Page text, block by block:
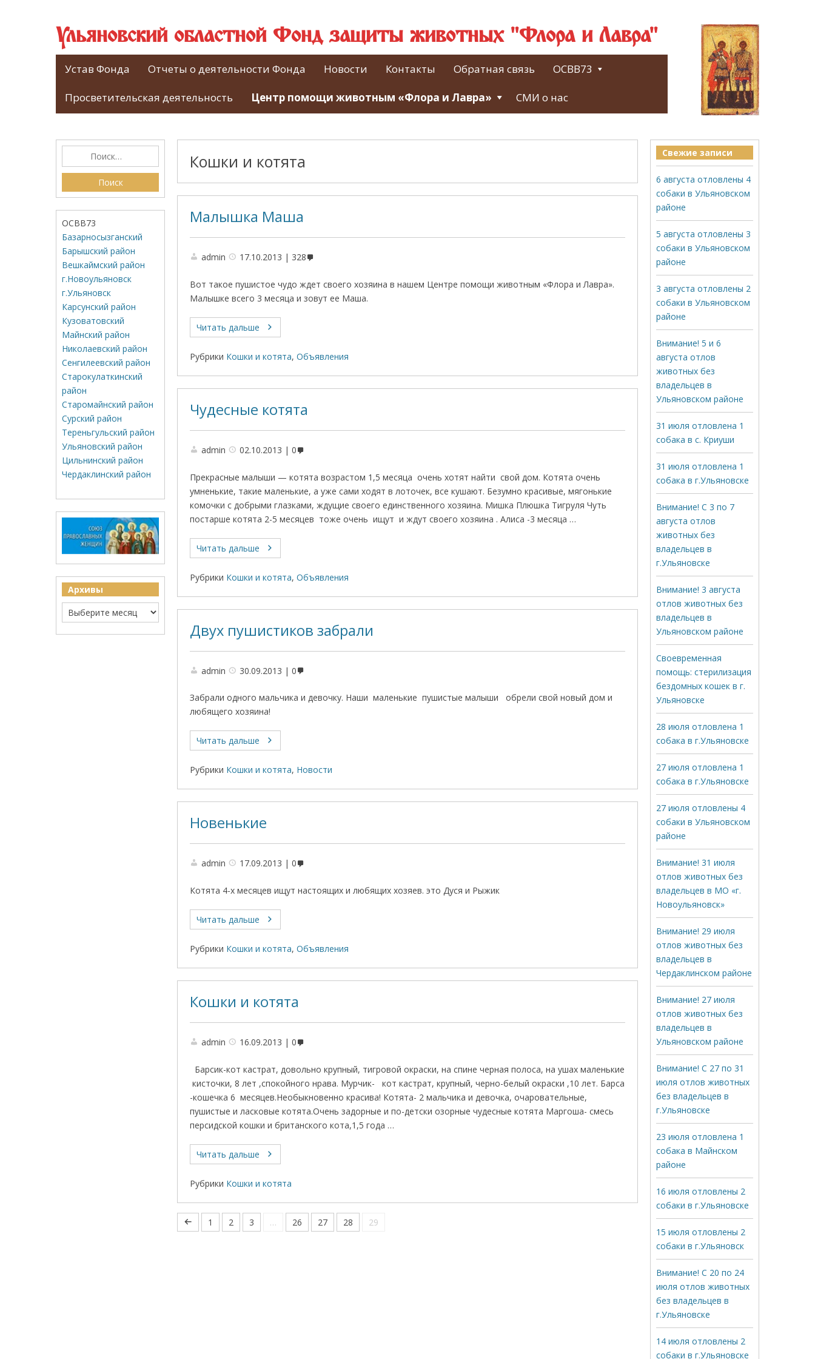
Ульяновский областной Фонд защиты животных "Флора и Лавра"
Устав Фонда Отчеты о деятельности Фонда Новости Контакты Обратная связь ОСВВ73
Просветительская деятельность Центр помощи животным «Флора и Лавра» СМИ о нас
Кошки и котята
Малышка Маша
admin 17.10.2013 328
Вот такое пушистое чудо ждет своего хозяина в нашем Центре помощи животным «Флора и Лавра».
Малышке всего 3 месяца и зовут ее Маша.
Читать дальше
Рубрики Кошки и котята, Объявления
Чудесные котята
admin 02.10.2013 0
Прекрасные малыши — котята возрастом 1,5 месяца очень хотят найти свой дом. Котята очень
умненькие, такие маленькие, а уже сами ходят в лоточек, все кушают. Безумно красивые, мягонькие
комочки с добрыми глазками, ждущие своего единственного хозяина. Мишка Плюшка Тигруля Чуть
постарше котята 2-5 месяцев тоже очень ищут и ждут своего хозяина . Алиса -3 месяца …
Читать дальше
Рубрики Кошки и котята, Объявления
Двух пушистиков забрали
admin 30.09.2013 0
Забрали одного мальчика и девочку. Наши маленькие пушистые малыши обрели свой новый дом и
любящего хозяина!
Читать дальше
Рубрики Кошки и котята, Новости
Новенькие
admin 17.09.2013 0
Котята 4-х месяцев ищут настоящих и любящих хозяев. это Дуся и Рыжик
Читать дальше
Рубрики Кошки и котята, Объявления
Кошки и котята
admin 16.09.2013 0
Барсик-кот кастрат, довольно крупный, тигровой окраски, на спине черная полоса, на ушах маленькие
кисточки, 8 лет ,спокойного нрава. Мурчик- кот кастрат, крупный, черно-белый окраски ,10 лет. Барса
-кошечка 6 месяцев.Необыкновенно красива! Котята- 2 мальчика и девочка, очаровательные,
пушистые и ласковые котята.Очень задорные и по-детски озорные чудесные котята Маргоша- смесь
персидской кошки и британского кота,1,5 года …
Читать дальше
Рубрики Кошки и котята
1 2 3 … 26 27 28 29
ОСВВ73
Базарносызганский
Барышский район
Вешкаймский район
г.Новоульяновск
г.Ульяновск
Карсунский район
Кузоватовский
Майнский район
Николаевский район
Сенгилеевский район
Старокулаткинский
район
Старомайнский район
Сурский район
Тереньгульский район
Ульяновский район
Цильнинский район
Чердаклинский район
Архивы
Свежие записи
6 августа отловлены 4
собаки в Ульяновском
районе
5 августа отловлены 3
собаки в Ульяновском
районе
3 августа отловлены 2
собаки в Ульяновском
районе
Внимание! 5 и 6
августа отлов
животных без
владельцев в
Ульяновском районе
31 июля отловлена 1
собака в с. Криуши
31 июля отловлена 1
собака в г.Ульяновске
Внимание! С 3 по 7
августа отлов
животных без
владельцев в
г.Ульяновске
Внимание! 3 августа
отлов животных без
владельцев в
Ульяновском районе
Своевременная
помощь: стерилизация
бездомных кошек в г.
Ульяновске
28 июля отловлена 1
собака в г.Ульяновске
27 июля отловлена 1
собака в г.Ульяновске
27 июля отловлены 4
собаки в Ульяновском
районе
Внимание! 31 июля
отлов животных без
владельцев в МО «г.
Новоульяновск»
Внимание! 29 июля
отлов животных без
владельцев в
Чердаклинском районе
Внимание! 27 июля
отлов животных без
владельцев в
Ульяновском районе
Внимание! С 27 по 31
июля отлов животных
без владельцев в
г.Ульяновске
23 июля отловлена 1
собака в Майнском
районе
16 июля отловлены 2
собаки в г.Ульяновске
15 июля отловлены 2
собаки в г.Ульяновск
Внимание! С 20 по 24
июля отлов животных
без владельцев в
г.Ульяновске
14 июля отловлены 2
собаки в г.Ульяновске